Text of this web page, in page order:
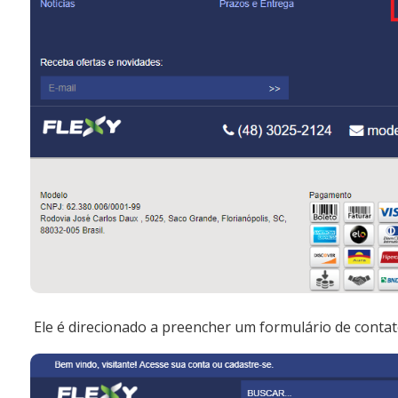
Ele é direcionado a preencher um formulário de